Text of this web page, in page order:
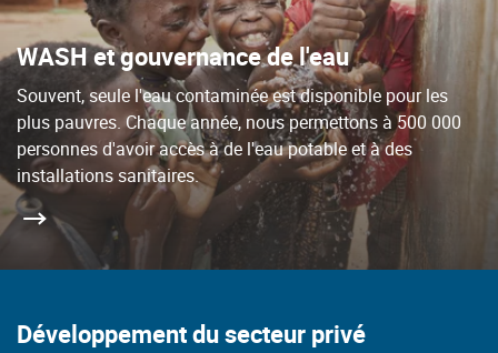
WASH et gouvernance de l'eau
Souvent, seule l'eau contaminée est disponible pour les
plus pauvres. Chaque année, nous permettons à 500 000
personnes d'avoir accès à de l'eau potable et à des
installations sanitaires.
Développement du secteur privé